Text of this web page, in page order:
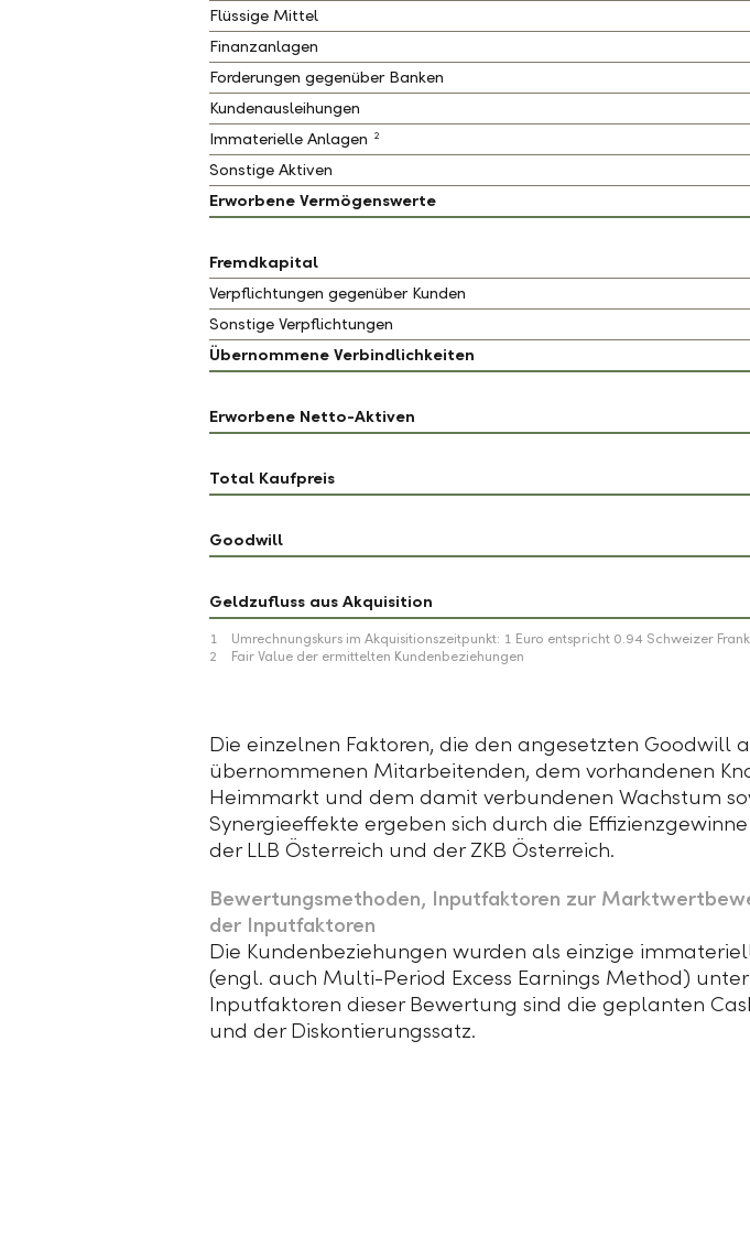
Flüssige Mittel
Finanzanlagen
Forderungen gegenüber Banken
Kundenausleihungen
Immaterielle Anlagen 2
Sonstige Aktiven
Erworbene Vermögenswerte
Fremdkapital
Verpflichtungen gegenüber Kunden
Sonstige Verpflichtungen
Übernommene Verbindlichkeiten
Erworbene Netto-Aktiven
Total Kaufpreis
Goodwill
Geldzufluss aus Akquisition
1
Umrechnungskurs im Akquisitionszeitpunkt: 1 Euro entspricht 0.94 Schweizer
2
Fair Value der ermittelten Kundenbeziehungen
Die einzelnen Faktoren, die den angesetzten Goodwill
übernommenen Mitarbeitenden, dem vorhandenen
Heimmarkt und dem damit verbundenen Wachstum
Synergieeffekte ergeben sich durch die
derLLB Österreich und derZKB Österreich.
Bewertungsmethoden, Inputfaktoren zur
der Inputfaktoren
Die Kundenbeziehungen wurden als einzige
(engl. auch Multi-Period Excess Earnings Method)
Inputfaktoren dieser Bewertung sind die geplanten
und der Diskontierungssatz.